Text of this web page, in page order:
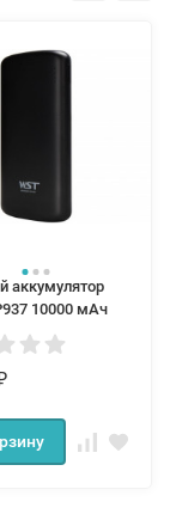
аккумулятор
10000 мАч